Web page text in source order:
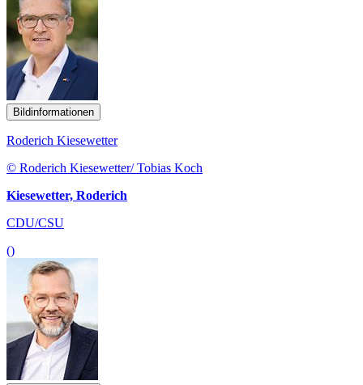
Bildinformationen
Roderich Kiesewetter
© Roderich Kiesewetter/ Tobias Koch
Kiesewetter, Roderich
CDU/CSU
()